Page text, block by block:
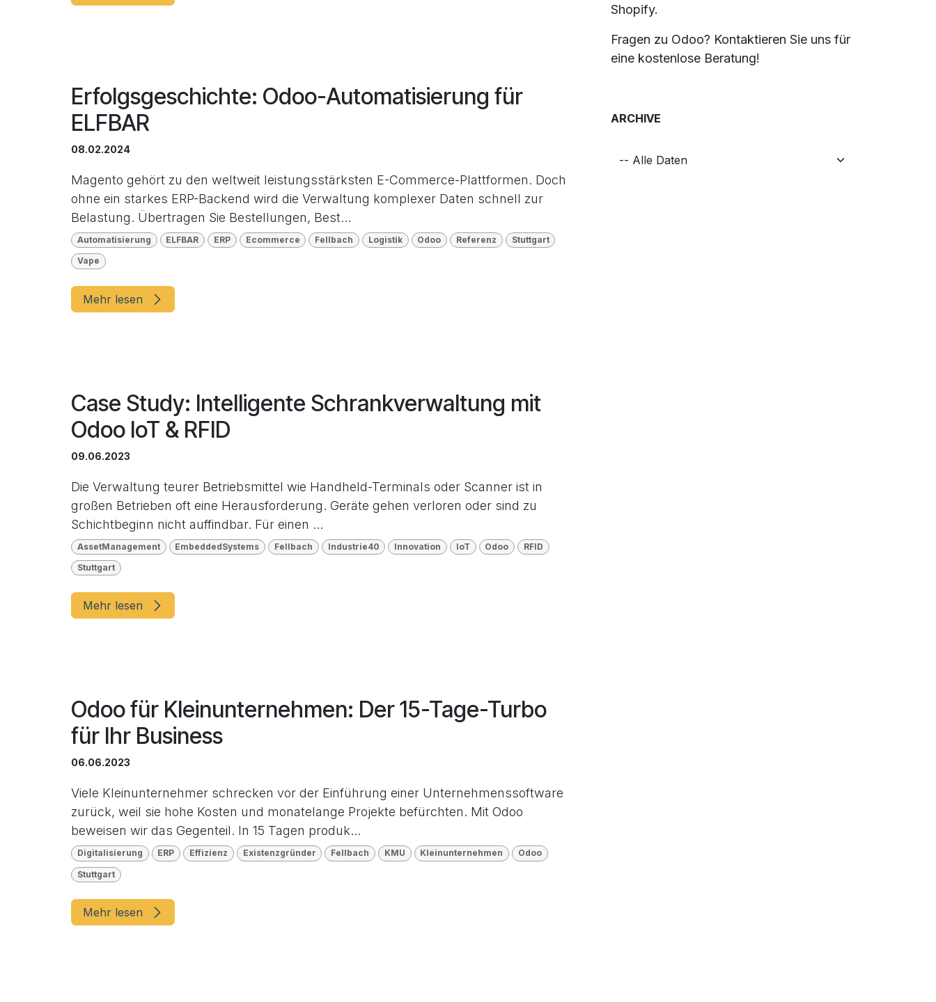
Erfolgsgeschichte: Odoo-Automatisierung für
ELFBAR
08.02.2024
Magento gehört zu den weltweit leistungsstärksten E-Commerce-Plattformen. Doch
ohne ein starkes ERP-Backend wird die Verwaltung komplexer Daten schnell zur
Belastung. Übertragen Sie Bestellungen, Best...
Automatisierung ELFBAR ERP Ecommerce Fellbach Logistik Odoo Referenz Stuttgart
Vape
Mehr lesen
Case Study: Intelligente Schrankverwaltung mit
Odoo IoT & RFID
09.06.2023
Die Verwaltung teurer Betriebsmittel wie Handheld-Terminals oder Scanner ist in
großen Betrieben oft eine Herausforderung. Geräte gehen verloren oder sind zu
Schichtbeginn nicht auffindbar. Für einen ...
AssetManagement EmbeddedSystems Fellbach Industrie40 Innovation IoT Odoo RFID
Stuttgart
Mehr lesen
Odoo für Kleinunternehmen: Der 15-Tage-Turbo
für Ihr Business
06.06.2023
Viele Kleinunternehmer schrecken vor der Einführung einer Unternehmenssoftware
zurück, weil sie hohe Kosten und monatelange Projekte befürchten. Mit Odoo
beweisen wir das Gegenteil. In 15 Tagen produk...
Digitalisierung ERP Effizienz Existenzgründer Fellbach KMU Kleinunternehmen Odoo
Stuttgart
Mehr lesen
Shopify.
Fragen zu Odoo? Kontaktieren Sie uns für
eine kostenlose Beratung!
ARCHIVE